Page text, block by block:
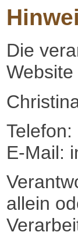
Die
Website
E-Mail:
allein